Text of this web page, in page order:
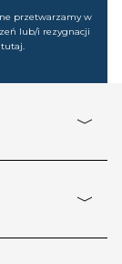
przetwarzamy w
lub/i rezygnacji
tutaj.